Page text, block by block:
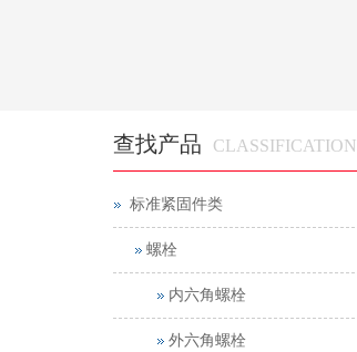
查找产品 CLASSIFICATION
标准紧固件类
螺栓
内六角螺栓
外六角螺栓